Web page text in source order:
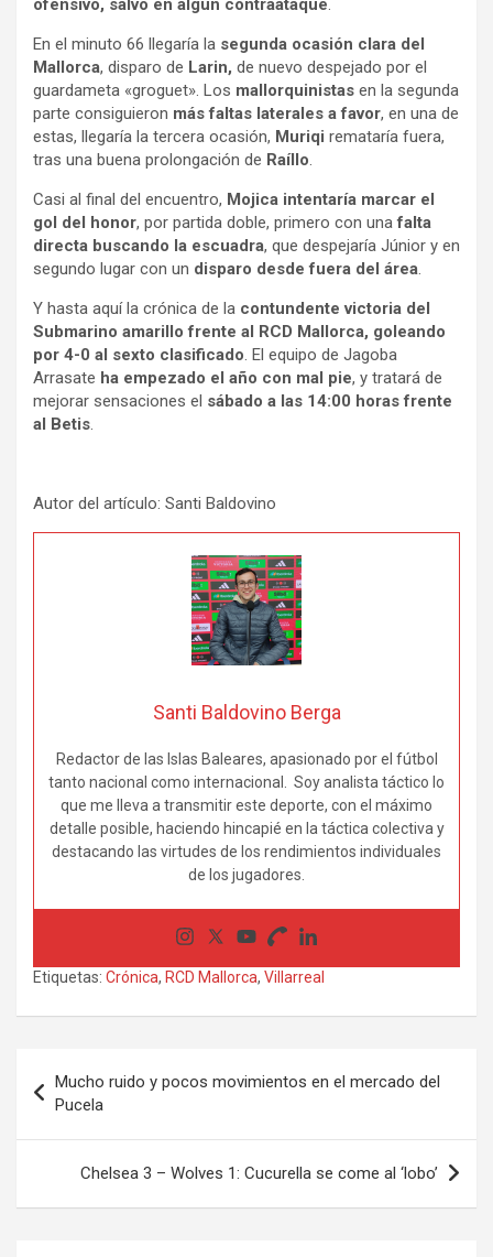
ofensivo, salvo en algún contraataque.
En el minuto 66 llegaría la segunda ocasión clara del
Mallorca, disparo de Larin, de nuevo despejado por el
guardameta «groguet». Los mallorquinistas en la segunda
parte consiguieron más faltas laterales a favor, en una de
estas, llegaría la tercera ocasión, Muriqi remataría fuera,
tras una buena prolongación de Raíllo.
Casi al final del encuentro, Mojica intentaría marcar el
gol del honor, por partida doble, primero con unafalta
directa buscando la escuadra, que despejaría Júnior y en
segundo lugar con un disparo desde fuera del área.
Y hasta aquí la crónica de la contundente victoria del
Submarino amarillo frente al RCD Mallorca, goleando
por 4-0 al sexto clasificado. El equipo de Jagoba
Arrasate ha empezado el año con mal pie, y tratará de
mejorar sensaciones el sábado a las 14:00 horas frente
al Betis.
Autor del artículo: Santi Baldovino
Santi Baldovino Berga
Redactor de las Islas Baleares, apasionado por el fútbol
tanto nacional como internacional. Soy analista táctico lo
que me lleva a transmitir este deporte, con el máximo
detalle posible, haciendo hincapié en la táctica colectiva y
destacando las virtudes de los rendimientos individuales
de los jugadores.
Etiquetas: Crónica, RCD Mallorca, Villarreal
de
entradas
Mucho ruido y pocos movimientos en el mercado del
Pucela
Chelsea 3 – Wolves 1: Cucurella se come al ‘lobo’